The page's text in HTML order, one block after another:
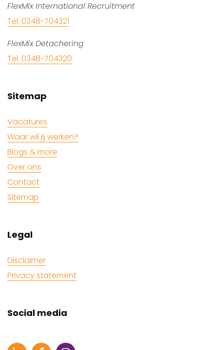
FlexMix International Recruitment
Tel. 0348-704321
FlexMix Detachering
Tel. 0348-704320
Sitemap
Vacatures
Waar wil jij werken?
Blogs & more
Over ons
Contact
Sitemap
Legal
Disclaimer
Privacy statement
Social media